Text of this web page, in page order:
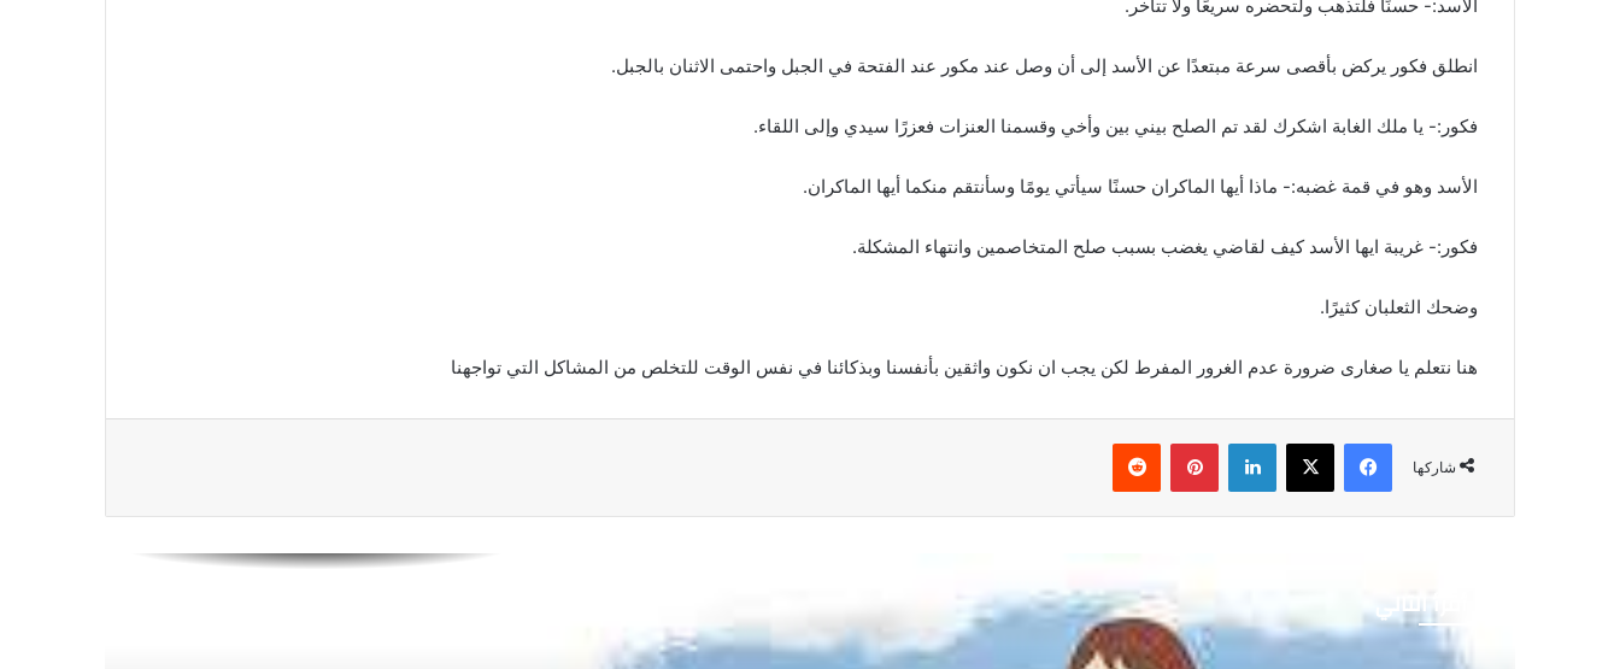
الأسد:- حسنًا فلتذهب ولتحضره سريعًا ولا تتأخر.
انطلق فكور يركض بأقصى سرعة مبتعدًا عن الأسد إلى أن وصل عند مكور عند الفتحة في الجبل واحتمى الاثنان بالجبل.
فكور:- يا ملك الغابة اشكرك لقد تم الصلح بيني بين وأخي وقسمنا العنزات فعزرًا سيدي وإلى اللقاء.
الأسد وهو في قمة غضبه:- ماذا أيها الماكران حسنًا سيأتي يومًا وسأنتقم منكما أيها الماكران.
فكور:- غريبة ايها الأسد كيف لقاضي يغضب بسبب صلح المتخاصمين وانتهاء المشكلة.
وضحك الثعلبان كثيرًا.
هنا نتعلم يا صغارى ضرورة عدم الغرور المفرط لكن يجب ان نكون واثقين بأنفسنا وبذكائنا في نفس الوقت للتخلص من المشاكل التي تواجهنا
شاركها
فيسبوك ‫X لينكدإن بينتيريست
أقرأ التالي